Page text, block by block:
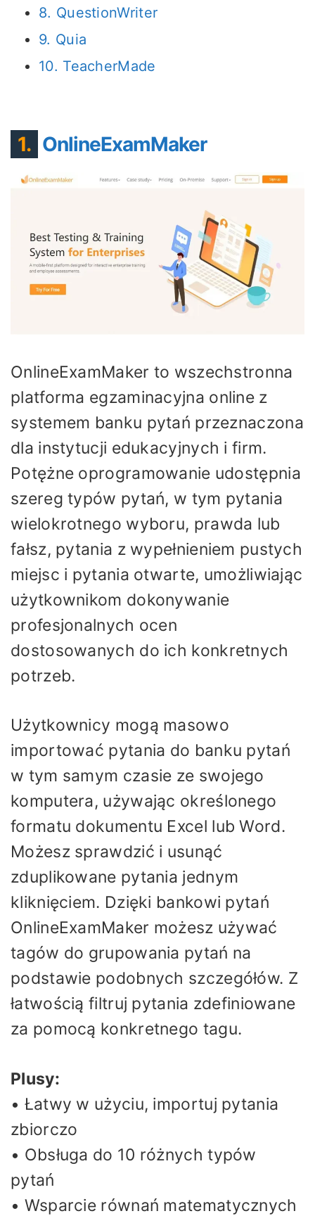
8. QuestionWriter
9. Quia
10. TeacherMade
1. OnlineExamMaker
OnlineExamMaker to wszechstronna
platforma egzaminacyjna online z
systemem banku pytań przeznaczona
dla instytucji edukacyjnych i firm.
Potężne oprogramowanie udostępnia
szereg typów pytań, w tym pytania
wielokrotnego wyboru, prawda lub
fałsz, pytania z wypełnieniem pustych
miejsc i pytania otwarte, umożliwiając
użytkownikom dokonywanie
profesjonalnych ocen
dostosowanych do ich konkretnych
potrzeb.
Użytkownicy mogą masowo
importować pytania do banku pytań
w tym samym czasie ze swojego
komputera, używając określonego
formatu dokumentu Excel lub Word.
Możesz sprawdzić i usunąć
zduplikowane pytania jednym
kliknięciem. Dzięki bankowi pytań
OnlineExamMaker możesz używać
tagów do grupowania pytań na
podstawie podobnych szczegółów. Z
łatwością filtruj pytania zdefiniowane
za pomocą konkretnego tagu.
Plusy:
• Łatwy w użyciu, importuj pytania
zbiorczo
• Obsługa do 10 różnych typów
pytań
• Wsparcie równań matematycznych